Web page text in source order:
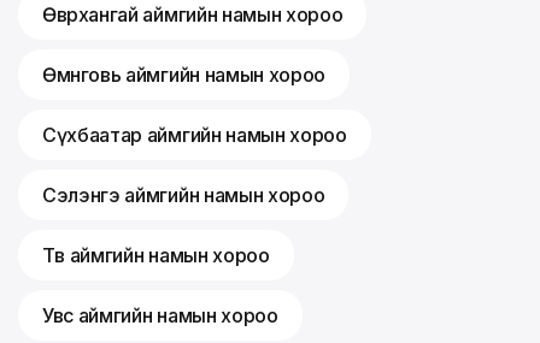
Өвөрхангай аймгийн намын хороо
Өмнөговь аймгийн намын хороо
Сүхбаатар аймгийн намын хороо
Сэлэнгэ аймгийн намын хороо
Төв аймгийн намын хороо
Увс аймгийн намын хороо